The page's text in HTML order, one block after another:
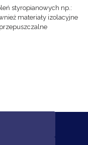
styropianowych np.:
materiały izolacyjne